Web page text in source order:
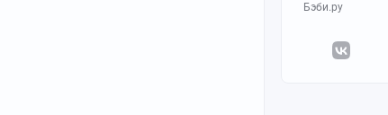
Бэби.ру